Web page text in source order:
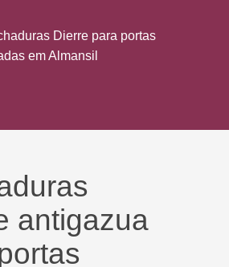
antigazua